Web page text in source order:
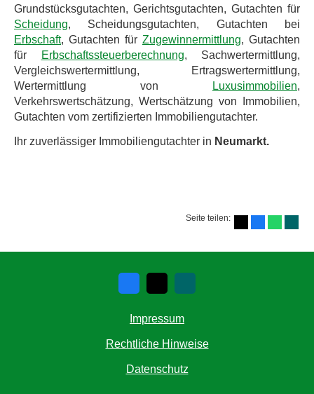
Grundstücksgutachten, Gerichtsgutachten, Gutachten für
Scheidung, Scheidungsgutachten, Gutachten bei
Erbschaft, Gutachten für Zugewinnermittlung, Gutachten
für
Erbschaftssteuerberechnung, Sachwertermittlung,
Vergleichswertermittlung, Ertragswertermittlung,
Wertermittlung von
Luxusimmobilien,
Verkehrswertschätzung, Wertschätzung von Immobilien,
Gutachten vom zertifizierten Immobiliengutachter.
Ihr zuverlässiger Immobiliengutachter in Neumarkt.
Seite teilen:
Impressum
Rechtliche Hinweise
Datenschutz